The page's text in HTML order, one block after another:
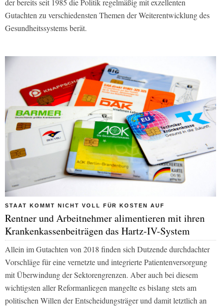
der bereits seit 1985 die Politik regelmäßig mit exzellenten
Gutachten zu verschiedensten Themen der Weiterentwicklung des
Gesundheitssystems berät.
STAAT KOMMT NICHT VOLL FÜR KOSTEN AUF
Rentner und Arbeitnehmer alimentieren mit ihren
Krankenkassenbeiträgen das Hartz-IV-System
Allein im Gutachten von 2018 finden sich Dutzende durchdachter
Vorschläge für eine vernetzte und integrierte Patientenversorgung
mit Überwindung der Sektorengrenzen. Aber auch bei diesem
wichtigsten aller Reformanliegen mangelte es bislang stets am
politischen Willen der Entscheidungsträger und damit letztlich an